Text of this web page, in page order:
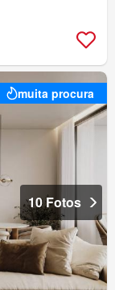
muita procura
10 Fotos